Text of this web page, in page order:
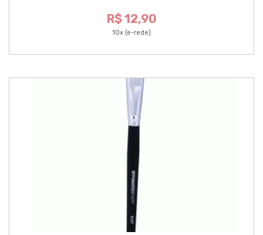
R$ 12,90
10x (e-rede)